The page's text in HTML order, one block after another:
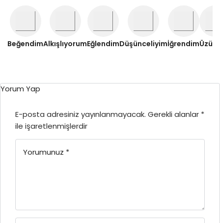
BeğendimAlkışlıyorumEğlendimDüşünceliyimİğrendim
Yorum Yap
E-posta adresiniz yayınlanmayacak. Gerekli alanlar *
ile işaretlenmişlerdir
Yorumunuz *